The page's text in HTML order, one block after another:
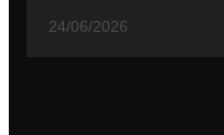
24/06/2026